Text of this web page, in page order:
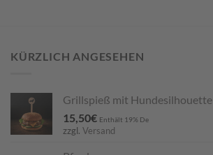
KÜRZLICH ANGESEHEN
Grillspieß mit Hundesilhouette
15,50€ Enthält 19% De
zzgl. Versand